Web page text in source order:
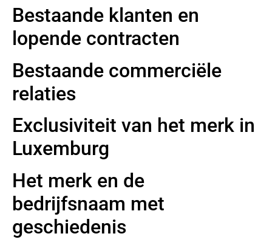
Bestaande klanten en
lopende contracten
Bestaande commerciële
relaties
Exclusiviteit van het merk in
Luxemburg
Het merk en de
bedrijfsnaam met
geschiedenis